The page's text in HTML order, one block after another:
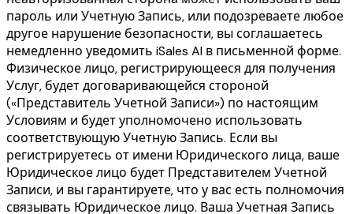
пароль или Учетную Запись, или подозреваете любое
другое нарушение безопасности, вы соглашаетесь
немедленно уведомить iSales AI в письменной форме.
Физическое лицо, регистрирующееся для получения
Услуг, будет договаривающейся стороной
(«Представитель Учетной Записи») по настоящим
Условиям и будет уполномочено использовать
соответствующую Учетную Запись. Если вы
регистрируетесь от имени Юридического лица, ваше
Юридическое лицо будет Представителем Учетной
Записи, и вы гарантируете, что у вас есть полномочия
связывать Юридическое лицо. Ваша Учетная Запись